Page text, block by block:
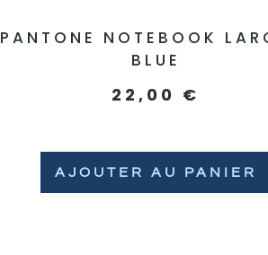
PANTONE NOTEBOOK
BLUE
22,00 €
AJOUTER AU PANIER